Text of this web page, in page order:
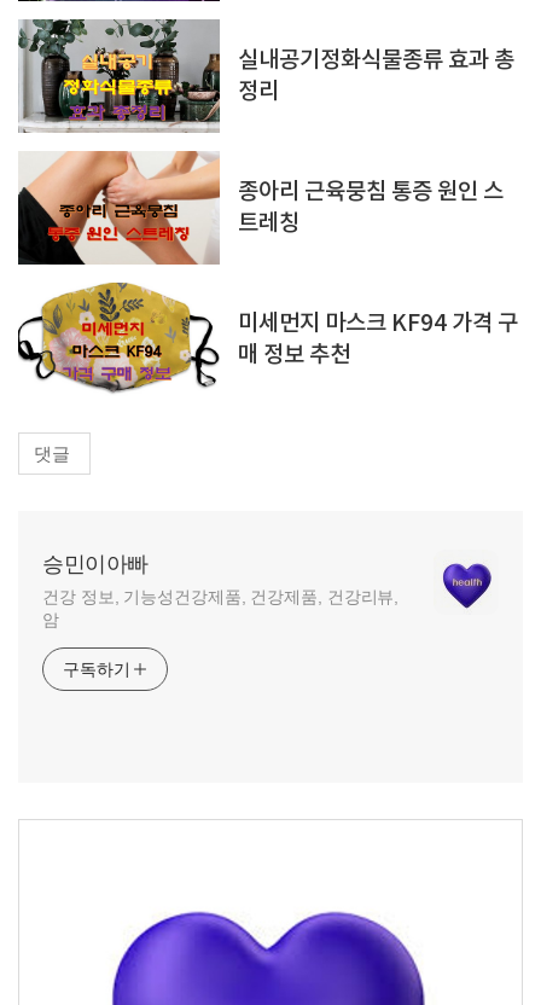
실내공기정화식물종류 효과 총
정리
종아리 근육뭉침 통증 원인 스
트레칭
미세먼지 마스크 KF94 가격 구
매 정보 추천
댓글
승민이아빠
건강 정보, 기능성건강제품, 건강제품, 건강리뷰,
암
구독하기